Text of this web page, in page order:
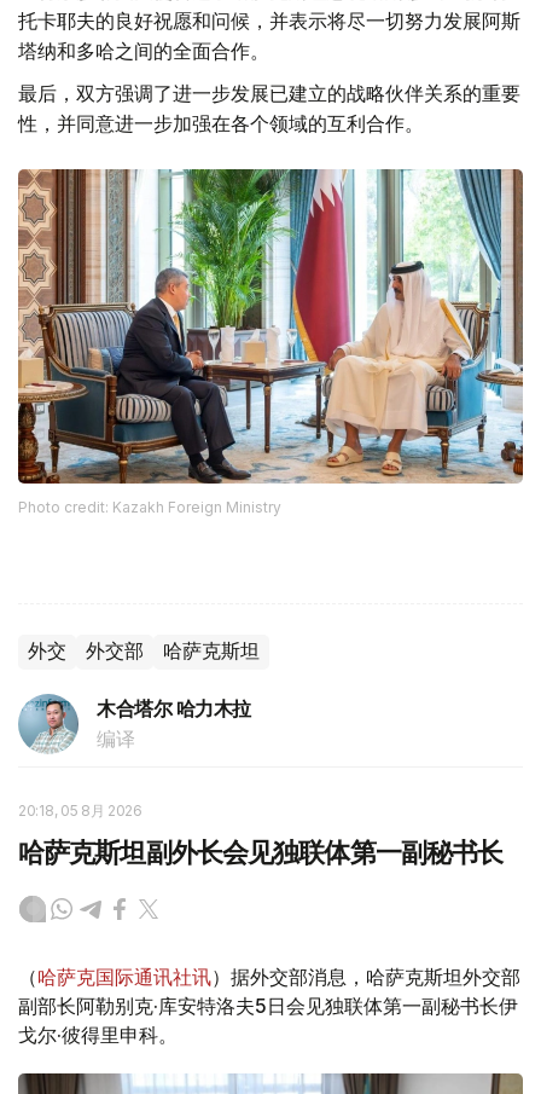
托卡耶夫的良好祝愿和问候，并表示将尽一切努力发展阿斯
塔纳和多哈之间的全面合作。
最后，双方强调了进一步发展已建立的战略伙伴关系的重要
性，并同意进一步加强在各个领域的互利合作。
Photo credit: Kazakh Foreign Ministry
外交 外交部 哈萨克斯坦
木合塔尔 哈力木拉
编译
20:18, 05 8月 2026
哈萨克斯坦副外长会见独联体第一副秘书长
（哈萨克国际通讯社讯）据外交部消息，哈萨克斯坦外交部
副部长阿勒别克·库安特洛夫5日会见独联体第一副秘书长伊
戈尔·彼得里申科。